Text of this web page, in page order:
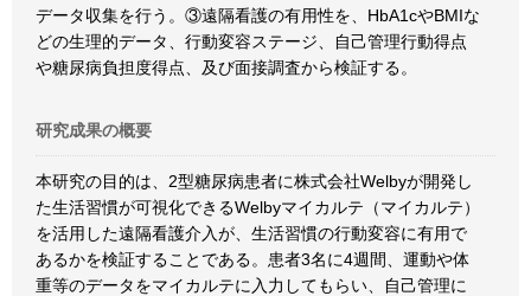
データ収集を行う。③遠隔看護の有用性を、HbA1cやBMIな
どの生理的データ、行動変容ステージ、自己管理行動得点
や糖尿病負担度得点、及び面接調査から検証する。
研究成果の概要
本研究の目的は、2型糖尿病患者に株式会社Welbyが開発し
た生活習慣が可視化できるWelbyマイカルテ（マイカルテ）
を活用した遠隔看護介入が、生活習慣の行動変容に有用で
あるかを検証することである。患者3名に4週間、運動や体
重等のデータをマイカルテに入力してもらい、自己管理に